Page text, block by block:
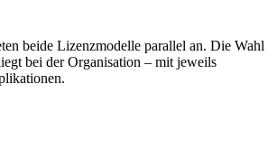
beide Lizenzmodelle parallel an. Die Wahl
bei der Organisation – mit jeweils